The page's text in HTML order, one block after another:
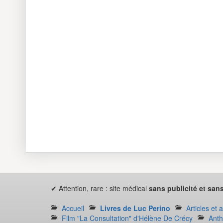
✔ Attention, rare : site médical sans publicité et
Accueil
Livres de Luc Perino
Articles et
Film "La Consultation" d'Hélène De Crécy